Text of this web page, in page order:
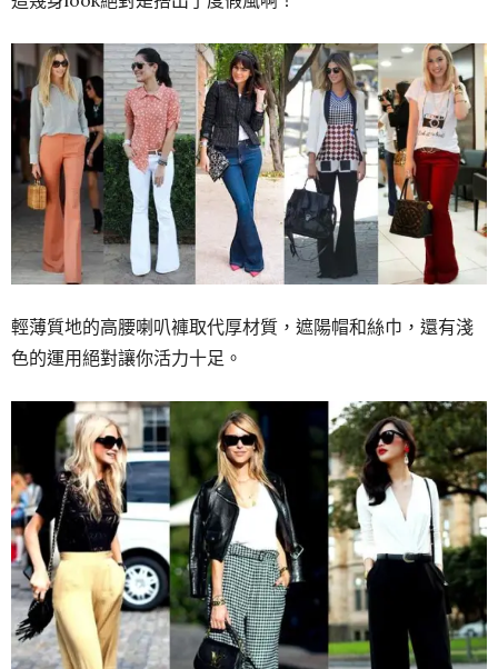
輕薄質地的高腰喇叭褲取代厚材質，遮陽帽和絲巾，還有淺
色的運用絕對讓你活力十足。